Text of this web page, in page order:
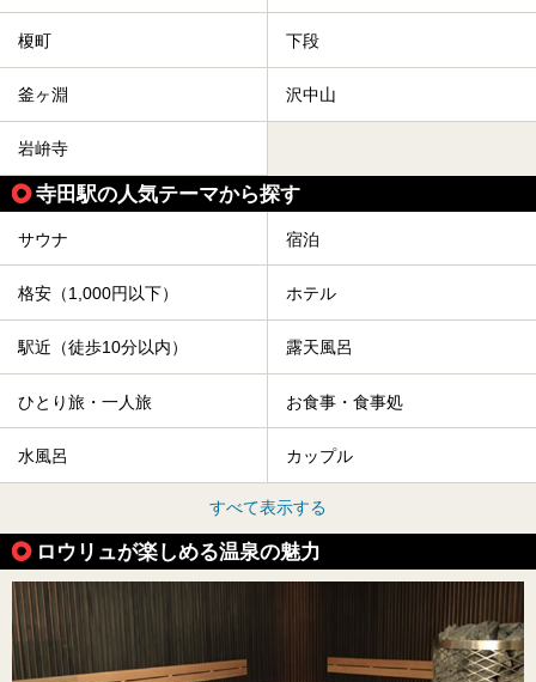
榎町 下段
釜ヶ淵 沢中山
岩峅寺
寺田駅の人気テーマから探す
サウナ 宿泊
格安（1,000円以下） ホテル
駅近（徒歩10分以内） 露天風呂
ひとり旅・一人旅 お食事・食事処
水風呂 カップル
すべて表示する
ロウリュが楽しめる温泉の魅力